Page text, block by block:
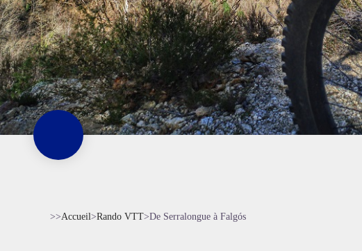
>>Accueil>Rando VTT>De Serralongue à Falgós